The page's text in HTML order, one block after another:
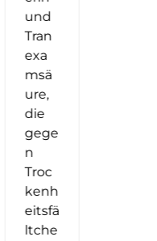
und
Tran
exa
msä
ure,
die
gege
n
Troc
kenh
eitsfä
ltche